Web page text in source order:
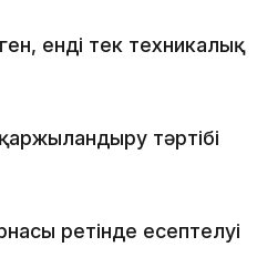
енді тек техникалық
тәртібі
ретінде есептелуі